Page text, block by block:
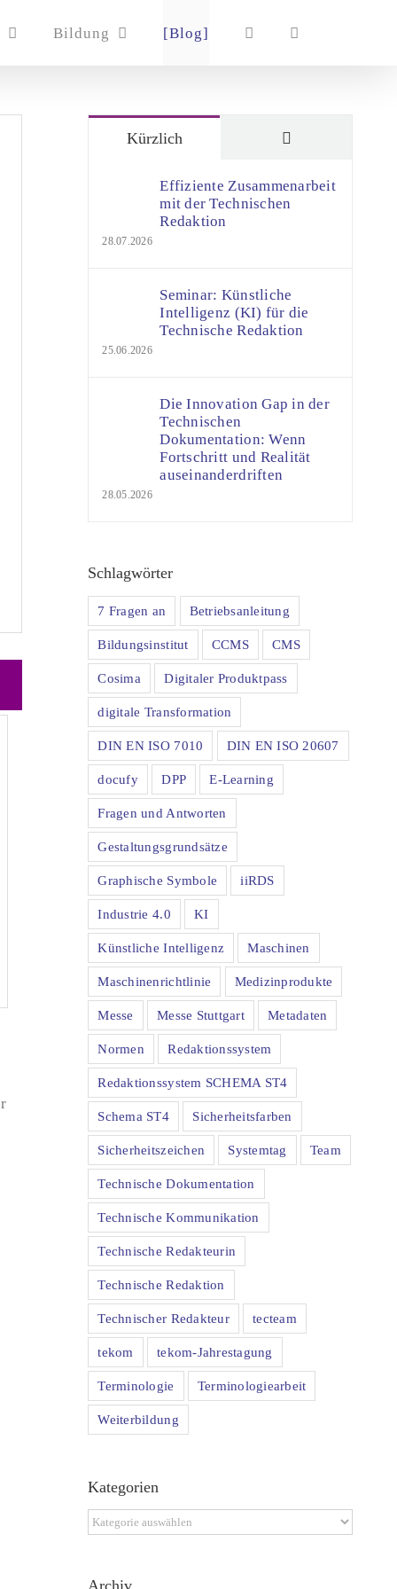
Bildung [Blog]
Kürzlich
Effiziente Zusammenarbeit
mit der Technischen
Redaktion
28.07.2026
Seminar: Künstliche
Intelligenz (KI) für die
Technische Redaktion
25.06.2026
Die Innovation Gap in der
Technischen
Dokumentation: Wenn
Fortschritt und Realität
auseinanderdriften
28.05.2026
Schlagwörter
7 Fragen an Betriebsanleitung
Bildungsinstitut CCMS CMS
Cosima Digitaler Produktpass
digitale Transformation
DIN EN ISO 7010 DIN EN ISO 20607
docufy DPP E-Learning
Fragen und Antworten
Gestaltungsgrundsätze
Graphische Symbole iiRDS
Industrie 4.0 KI
Künstliche Intelligenz Maschinen
Maschinenrichtlinie Medizinprodukte
Messe Messe Stuttgart Metadaten
Normen Redaktionssystem
Redaktionssystem SCHEMA ST4
Schema ST4 Sicherheitsfarben
Sicherheitszeichen Systemtag Team
Technische Dokumentation
Technische Kommunikation
Technische Redakteurin
Technische Redaktion
Technischer Redakteur tecteam
tekom tekom-Jahrestagung
Terminologie Terminologiearbeit
Weiterbildung
Kategorien
Kategorien